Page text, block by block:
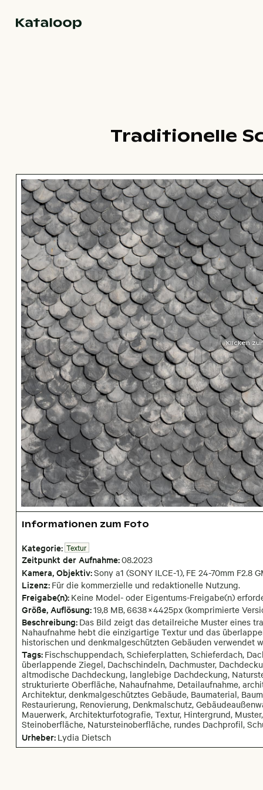
Traditionelle
Klicken
Informationen zum Foto
Kategorie: Textur
Zeitpunkt der Aufnahme:08.2023
Kamera, Objektiv:Sony a1 (SONY ILCE-1), FE 24-70mm F2.8
Lizenz: Für die kommerzielle und redaktionelle Nutzung.
Freigabe(n): Keine Model- oder Eigentums-Freigabe(n)
Größe, Auflösung:19,8 MB,6638×4425px (komprimierte
Beschreibung: Das Bild zeigt das detailreiche Muster eines
Nahaufnahme hebt die einzigartige Textur und das
historischen und denkmalgeschützten Gebäuden verwendet
Tags: Fischschuppendach, Schieferplatten, Schieferdach,
überlappende Ziegel, Dachschindeln, Dachmuster,
altmodische Dachdeckung, langlebige Dachdeckung,
strukturierte Oberfläche, Nahaufnahme, Detailaufnahme,
Architektur, denkmalgeschütztes Gebäude, Baumaterial,
Restaurierung, Renovierung, Denkmalschutz,
Mauerwerk, Architekturfotografie, Textur, Hintergrund,
Steinoberfläche, Natursteinoberfläche, rundes Dachprofil,
Urheber: Lydia Dietsch